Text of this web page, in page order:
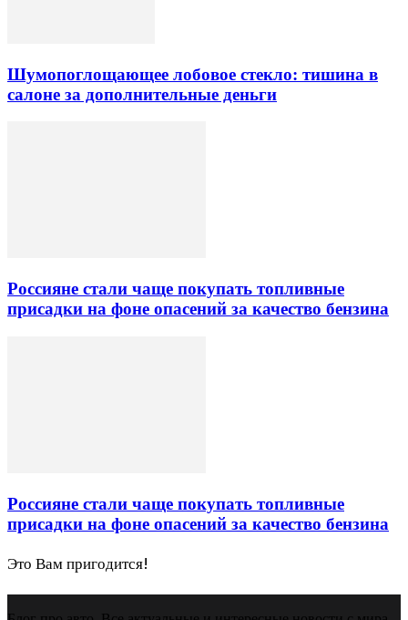
Шумопоглощающее лобовое стекло: тишина в
салоне за дополнительные деньги
Россияне стали чаще покупать топливные
присадки на фоне опасений за качество бензина
Россияне стали чаще покупать топливные
присадки на фоне опасений за качество бензина
Это Вам пригодится!